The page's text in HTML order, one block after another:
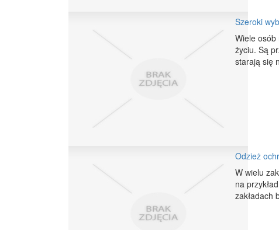
Szeroki
Wiele osób
życiu. Są
starają się
Odzież
W wielu
na
zakładach